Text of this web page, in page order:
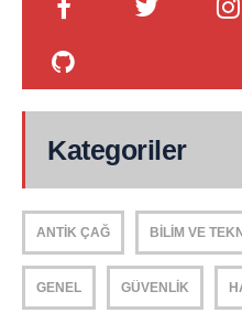
Kategoriler
ANTIK ÇAĞ BILIM VE
GENEL GÜVENLIK